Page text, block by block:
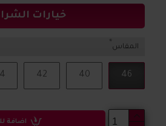
خيارات
المقاس
46
40
42
اضافة